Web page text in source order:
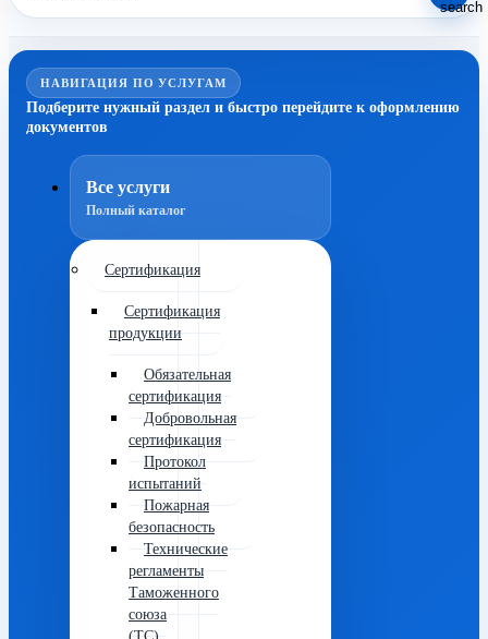
НАВИГАЦИЯ ПО УСЛУГАМ
Подберите нужный раздел и быстро перейдите к оформлению
документов
Все услуги
Полный каталог
Сертификация
Сертификация
продукции
Обязательная
сертификация
Добровольная
сертификация
Протокол
испытаний
Пожарная
безопасность
Технические
регламенты
Таможенного
союза